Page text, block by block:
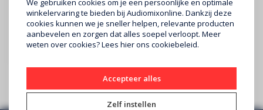
SYNQ
- Topklasse 12" actieve
luidsprekerkast met DSP-
€1.090
We gebruiken cookies om je een persoonlijke en optimale
winkelervaring te bieden bij Audiomixonline. Dankzij deze
cookies kunnen we je sneller helpen, relevante producten
aanbevelen en zorgen dat alles soepel verloopt. Meer
weten over cookies? Lees hierons cookiebeleid.
Accepteer alles
Zelf instellen